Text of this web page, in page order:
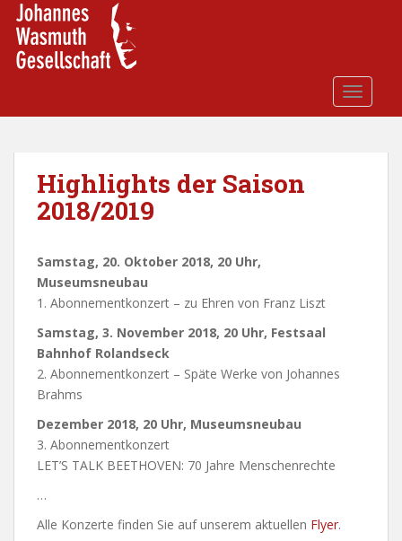
o
Highlights der Saison
2018/2019
Samstag, 20. Oktober 2018, 20 Uhr,
Museumsneubau
1. Abonnementkonzert – zu Ehren von Franz Liszt
Samstag, 3. November 2018, 20 Uhr, Festsaal
Bahnhof Rolandseck
2. Abonnementkonzert – Späte Werke von Johannes
Brahms
Dezember 2018, 20 Uhr, Museumsneubau
3. Abonnementkonzert
LET’S TALK BEETHOVEN: 70 Jahre Menschenrechte
…
Alle Konzerte finden Sie auf unserem aktuellen Flyer.